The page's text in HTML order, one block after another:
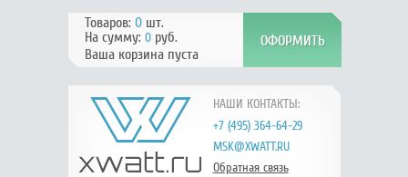
НАШИ КОНТАКТЫ:
+7 (495) 364-64-29
MSK@XWATT.RU
Обратная связь
Товаров: 0шт.
На сумму: 0руб.
Ваша корзина пуста